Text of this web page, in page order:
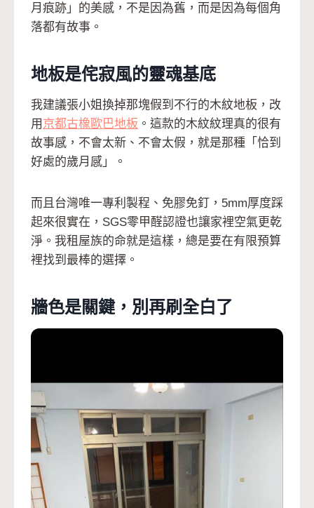
月痕跡」的美感，不是因為舊，而是因為每個角
落都有故事。
地板是侘寂風的靈魂基底
我建議張小姐換掉那塊假到不行的木紋地板，改
用 京都古橡歐巴地板 。這款的木紋紋理真的很有
故事感，不會太新、不會太假，就是那種「恰到
好處的歲月感」。
而且台灣唯一專利製程、免膠免釘，5mm厚度踩
起來很實在，SGS零甲醛認證也讓家裡空氣更乾
淨。我租屋族的命就是這樣，總是要在有限預算
裡找到最棒的選擇。
牆色是關鍵，別再刷全白了